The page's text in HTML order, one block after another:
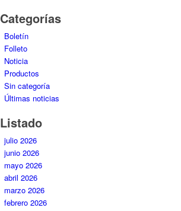
Categorías
Boletín
Folleto
Noticia
Productos
Sin categoría
Últimas noticias
Listado
julio 2026
junio 2026
mayo 2026
abril 2026
marzo 2026
febrero 2026